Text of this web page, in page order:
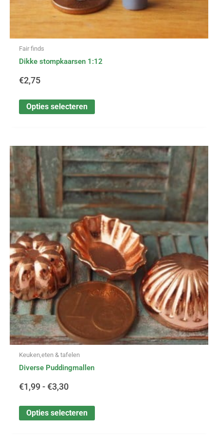
Fair finds
Dikke stompkaarsen 1:12
€2,75
Opties selecteren
Keuken,eten & tafelen
Diverse Puddingmallen
€1,99 - €3,30
Prijsklasse:
€1,99
tot
€3,30
Opties selecteren
Dit
product
heeft
meerdere
variaties.
Deze
optie
kan
gekozen
worden
op
de
productpagina